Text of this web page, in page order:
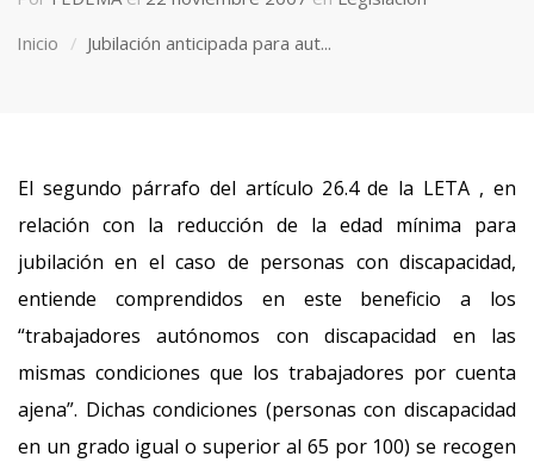
Inicio
Jubilación anticipada para aut...
El segundo párrafo del artículo 26.4 de la LETA , en
relación con la reducción de la edad mínima para
jubilación en el caso de personas con discapacidad,
entiende comprendidos en este beneficio a los
“trabajadores autónomos con discapacidad en las
mismas condiciones que los trabajadores por cuenta
ajena”. Dichas condiciones (personas con discapacidad
en un grado igual o superior al 65 por 100) se recogen